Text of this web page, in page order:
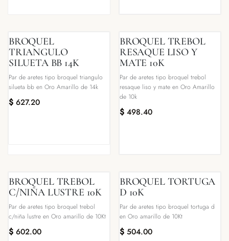
BROQUEL
TRIANGULO
SILUETA BB 14K
Par de aretes tipo broquel triangulo
silueta bb en Oro Amarillo de 14k
$ 627.20
BROQUEL TREBOL
RESAQUE LISO Y
MATE 10K
Par de aretes tipo broquel trebol
resaque liso y mate en Oro Amarillo
de 10k
$ 498.40
BROQUEL TREBOL
C/NIÑA LUSTRE 10K
Par de aretes tipo broquel trebol
c/niña lustre en Oro amarillo de 10Kt
$ 602.00
BROQUEL TORTUGA
D 10K
Par de aretes tipo broquel tortuga d
en Oro amarillo de 10Kt
$ 504.00